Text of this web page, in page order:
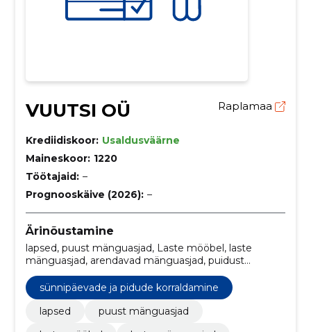
VUUTSI OÜ Raplamaa
Krediidiskoor: Usaldusväärne
Maineskoor: 1220
Töötajaid: –
Prognooskäive (2026): –
Ärinõustamine
lapsed, puust mänguasjad, Laste mööbel, laste
mänguasjad, arendavad mänguasjad, puidust
mängud, laste mängumaa, laste pidu, laste üritused,
laste sünnipäevad ja peod
sünnipäevade ja pidude korraldamine
lapsed
puust mänguasjad